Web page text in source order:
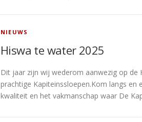
NIEUWS
Hiswa te water 2025
Dit jaar zijn wij wederom aanwezig op de
prachtige Kapiteinssloepen.Kom langs
kwaliteit en het vakmanschap waar De